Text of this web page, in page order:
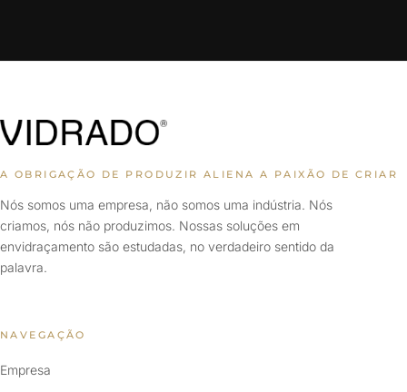
A OBRIGAÇÃO DE PRODUZIR ALIENA A PAIXÃO DE CRIAR
Nós somos uma empresa, não somos uma indústria. Nós
criamos, nós não produzimos. Nossas soluções em
envidraçamento são estudadas, no verdadeiro sentido da
palavra.
NAVEGAÇÃO
Empresa